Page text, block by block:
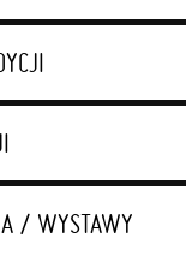
/ WYSTAWY